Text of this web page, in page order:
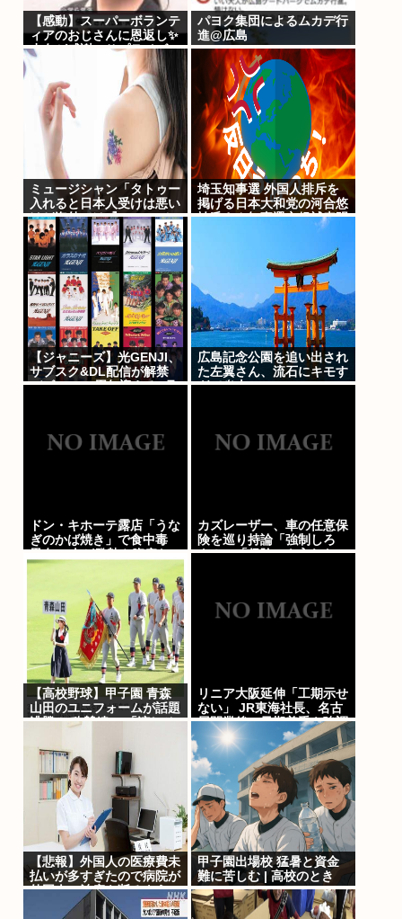
【感動】スーパーボランテ
ィアのおじさんに恩返し✨
少女が感謝のサプライズ
パヨク集団によるムカデ行
進@広島
ミュージシャン「タトゥー
入れると日本人受けは悪い
けど海外では『Cool!』と
言われる
埼玉知事選 外国人排斥を
掲げる日本大和党の河合悠
祐氏さん知事選立候補表明
【ジャニーズ】光GENJI、
サブスク&DL配信が解禁
デビュー39周年迎える8月
広島記念公園を追い出され
た左翼さん、流石にキモす
ぎて炎上
ドン・キホーテ露店「うな
ぎのかば焼き」で食中毒
ど訴え…サルモネラ属の菌
カズレーザー、車の任意保
険を巡り持論「強制しろ
よ！」「保険にも入れない
【高校野球】甲子園 青森
山田のユニフォームが話題
沸騰！ 称賛続々 「涼しそ
「Tシャツみたい」
リニア大阪延伸「工期示せ
ない」 JR東海社長、名古
屋開業後の早期着手を強調
【悲報】外国人の医療費未
払いが多すぎたので病院が
外国人の治療を断るように
なってしまう
甲子園出場校 猛暑と資金
難に苦しむ | 高校のとき